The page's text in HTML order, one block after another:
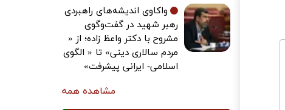
واکاوی اندیشه‌های راهبردی
رهبر شهید در گفت‌وگوی
مشروح با دکتر واعظ زاده؛ از «
مردم سالاری دینی» تا « الگوی
اسلامی- ایرانی پیشرفت»
مشاهده همه